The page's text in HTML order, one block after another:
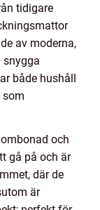
tidigare
av moderna,
snygga
både hushåll
och
gå på och är
där de
är